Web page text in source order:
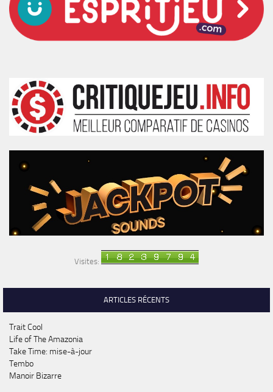
Visites:
ARTICLES RÉCENTS
Trait Cool
Life of The Amazonia
Take Time: mise-à-jour
Tembo
Manoir Bizarre